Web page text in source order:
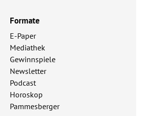
Formate
E-Paper
Mediathek
Gewinnspiele
Newsletter
Podcast
Horoskop
Pammesberger